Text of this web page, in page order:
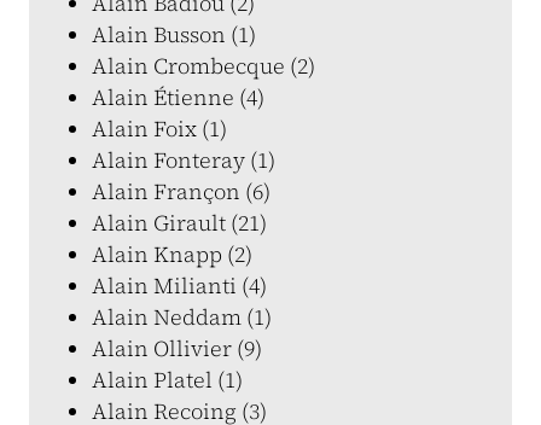
Alain Busson (1)
Alain Crombecque (2)
Alain Étienne (4)
Alain Foix (1)
Alain Fonteray (1)
Alain Françon (6)
Alain Girault (21)
Alain Knapp (2)
Alain Milianti (4)
Alain Neddam (1)
Alain Ollivier (9)
Alain Platel (1)
Alain Recoing (3)